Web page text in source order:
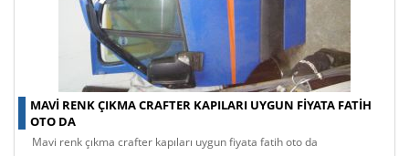
MAVI RENK ÇIKMA CRAFTER KAPILARI UYGUN FIYATA FATIH
OTO DA
mavi renk çıkma crafter kapıları uygun fiyata fatih oto da